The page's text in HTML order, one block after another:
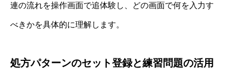
連の流れを操作画面で追体験し、どの画面で何を入力す
べきかを具体的に理解します。
処方パターンのセット登録と練習問題の活用